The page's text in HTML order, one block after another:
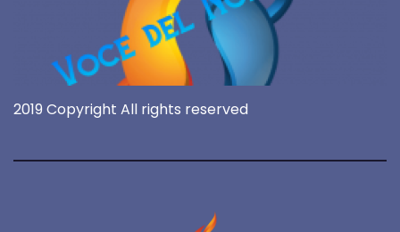
2019 Copyright All rights reserved